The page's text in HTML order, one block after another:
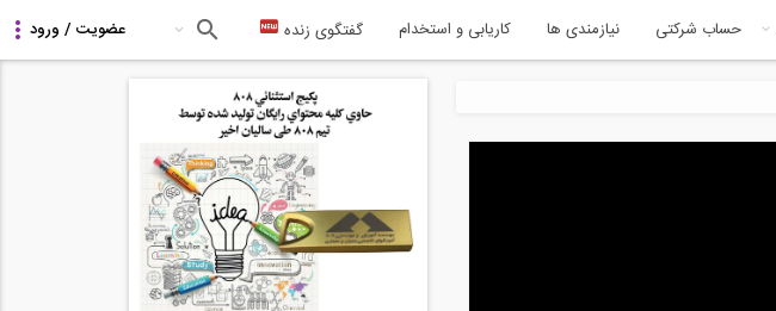
حساب شرکتی نیازمندی ها کاریابی و استخدام گفتگوی زنده